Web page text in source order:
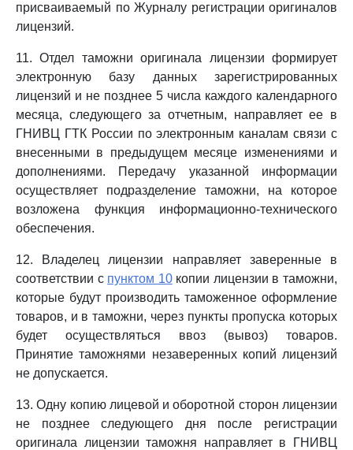
присваиваемый по Журналу регистрации оригиналов
лицензий.
11. Отдел таможни оригинала лицензии формирует
электронную базу данных зарегистрированных
лицензий и не позднее 5 числа каждого календарного
месяца, следующего за отчетным, направляет ее в
ГНИВЦ ГТК России по электронным каналам связи с
внесенными в предыдущем месяце изменениями и
дополнениями. Передачу указанной информации
осуществляет подразделение таможни, на которое
возложена функция информационно-технического
обеспечения.
12. Владелец лицензии направляет заверенные в
соответствии с пунктом 10копии лицензии в таможни,
которые будут производить таможенное оформление
товаров, и в таможни, через пункты пропуска которых
будет осуществляться ввоз (вывоз) товаров.
Принятие таможнями незаверенных копий лицензий
не допускается.
13. Одну копию лицевой и оборотной сторон лицензии
не позднее следующего дня после регистрации
оригинала лицензии таможня направляет в ГНИВЦ